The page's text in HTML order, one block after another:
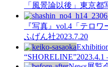
「風景論以後」東京都
『写真』vol.4「テロ
ふげん社2023.7.20
“SHORELINE”2023.4.1